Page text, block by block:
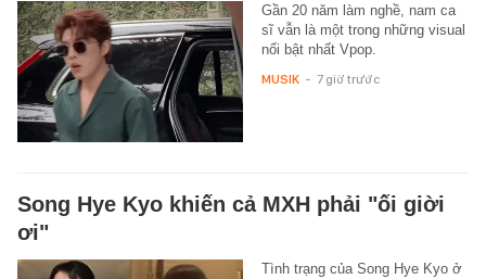
Gần 20 năm làm nghề, nam ca
sĩ vẫn là một trong những visual
nổi bật nhất Vpop.
MUSIK - 7 giờ trước
Song Hye Kyo khiến cả MXH phải "ối giời
ơi"
Tình trạng của Song Hye Kyo ở